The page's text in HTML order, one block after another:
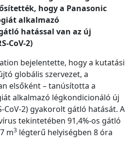
hogy a Panasonic
alkalmazó
hatással van az új
CoV-2)
bejelentette, hogy a kutatási
globális szervezet, a
elsőként – tanúsította a
alkalmazó légkondicionáló új
CoV-2) gyakorolt gátló hatását. A
tekintetében 91,4%-os gátló
m3 légterű helyiségben 8 óra